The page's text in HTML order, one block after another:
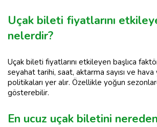
Uçak bileti fiyatlarını
nelerdir?
Uçak bileti fiyatlarını etkileyen başlıca
seyahat tarihi, saat, aktarma sayısı ve
politikaları yer alır. Özellikle yoğun
gösterebilir.
En ucuz uçak biletini